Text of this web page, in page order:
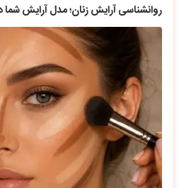
روانشناسی آرایش زنان؛ مدل آرایش